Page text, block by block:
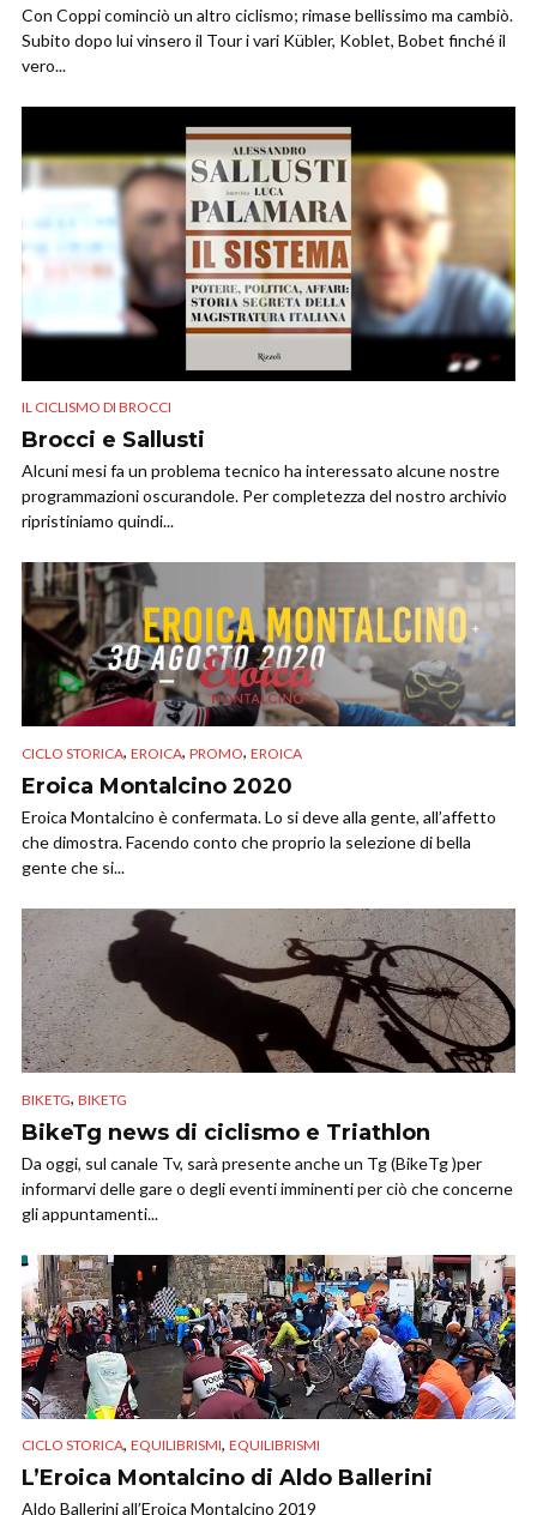
Con Coppi cominciò un altro ciclismo; rimase bellissimo ma cambiò.
Subito dopo lui vinsero il Tour i vari Kübler, Koblet, Bobet finché il
vero...
IL CICLISMO DI BROCCI
Brocci e Sallusti
Alcuni mesi fa un problema tecnico ha interessato alcune nostre
programmazioni oscurandole. Per completezza del nostro archivio
ripristiniamo quindi...
CICLO STORICA, EROICA, PROMO, EROICA
Eroica Montalcino 2020
Eroica Montalcino è confermata. Lo si deve alla gente, all’affetto
che dimostra. Facendo conto che proprio la selezione di bella
gente che si...
BIKETG, BIKETG
BikeTg news di ciclismo e Triathlon
Da oggi, sul canale Tv, sarà presente anche un Tg (BikeTg )per
informarvi delle gare o degli eventi imminenti per ciò che concerne
gli appuntamenti...
CICLO STORICA, EQUILIBRISMI, EQUILIBRISMI
L’Eroica Montalcino di Aldo Ballerini
Aldo Ballerini all’Eroica Montalcino 2019